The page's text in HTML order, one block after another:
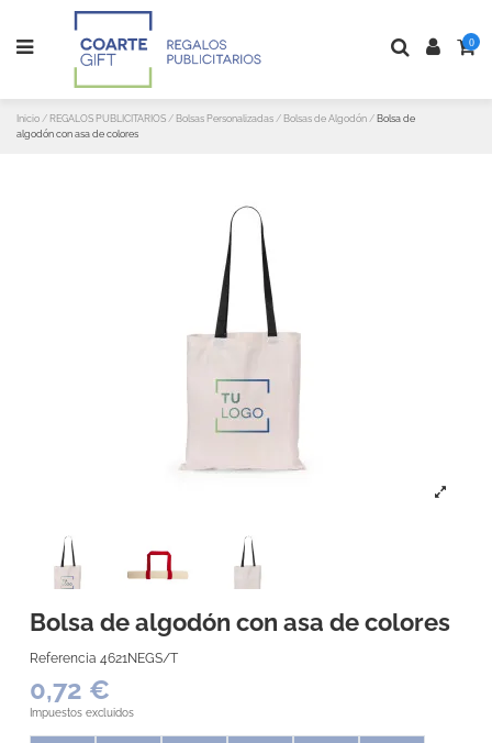
0
Inicio REGALOS PUBLICITARIOS Bolsas Personalizadas Bolsas de Algodón
Bolsa de
algodón con asa de colores
Bolsa de algodón con asa de colores
Referencia 4621NEGS/T
0,72 €
Impuestos excluidos